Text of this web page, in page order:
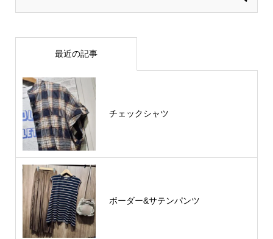
最近の記事
チェックシャツ
ボーダー&サテンパンツ